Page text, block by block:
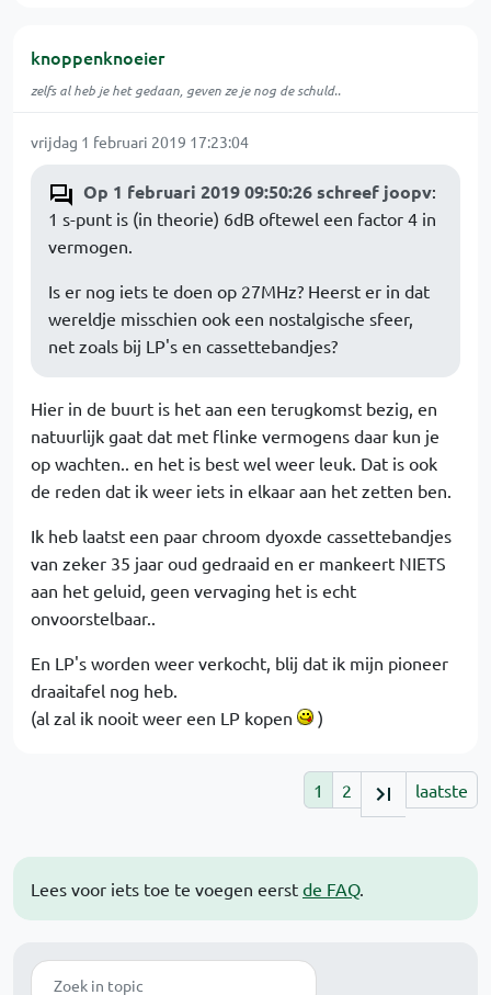
Lees voor iets toe te voegen eerst de FAQ.
Zoek
knoppenknoeier
zelfs al heb je het gedaan, geven ze je nog de schuld..
vrijdag 1 februari 2019 17:23:04
Op 1 februari 2019 09:50:26 schreef joopv:
1 s-punt is (in theorie) 6dB oftewel een factor 4 in
vermogen.
Is er nog iets te doen op 27MHz? Heerst er in dat
wereldje misschien ook een nostalgische sfeer,
net zoals bij LP's en cassettebandjes?
Hier in de buurt is het aan een terugkomst bezig, en
natuurlijk gaat dat met flinke vermogens daar kun je
op wachten.. en het is best wel weer leuk. Dat is ook
de reden dat ik weer iets in elkaar aan het zetten ben.
Ik heb laatst een paar chroom dyoxde cassettebandjes
van zeker 35 jaar oud gedraaid en er mankeert NIETS
aan het geluid, geen vervaging het is echt
onvoorstelbaar..
En LP's worden weer verkocht, blij dat ik mijn pioneer
draaitafel nog heb.
(al zal ik nooit weer een LP kopen
)
1 2 laatste